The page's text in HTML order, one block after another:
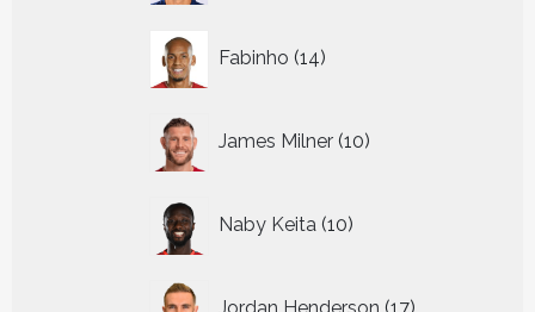
Fabinho 14
producten
James Milner 10
producten
Naby Keita 10
producten